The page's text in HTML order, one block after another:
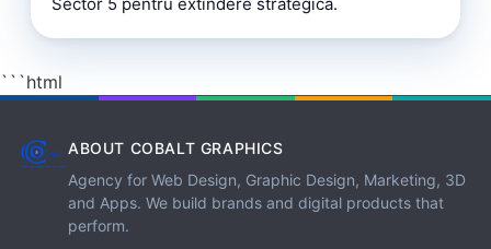
```html
ABOUT COBALT GRAPHICS
Agency for Web Design, Graphic Design, Marketing, 3D
and Apps. We build brands and digital products that
perform.